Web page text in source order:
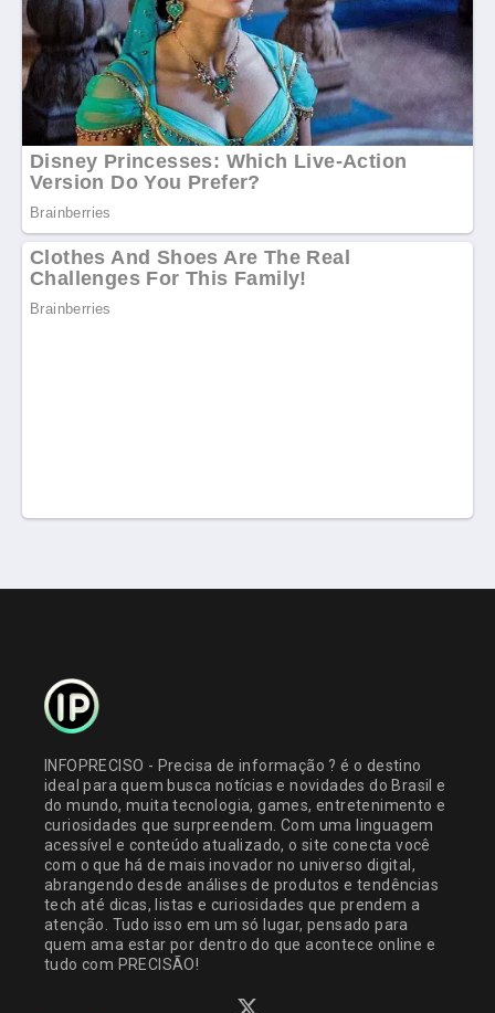
INFOPRECISO - Precisa de informação ? é o destino
ideal para quem busca notícias e novidades do Brasil e
do mundo, muita tecnologia, games, entretenimento e
curiosidades que surpreendem. Com uma linguagem
acessível e conteúdo atualizado, o site conecta você
com o que há de mais inovador no universo digital,
abrangendo desde análises de produtos e tendências
tech até dicas, listas e curiosidades que prendem a
atenção. Tudo isso em um só lugar, pensado para
quem ama estar por dentro do que acontece online e
tudo com PRECISÃO!